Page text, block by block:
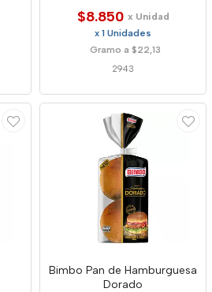
$8.850 x Unidad
x 1 Unidades
Gramo a $22,13
2943
Bimbo Pan de Hamburguesa
Dorado